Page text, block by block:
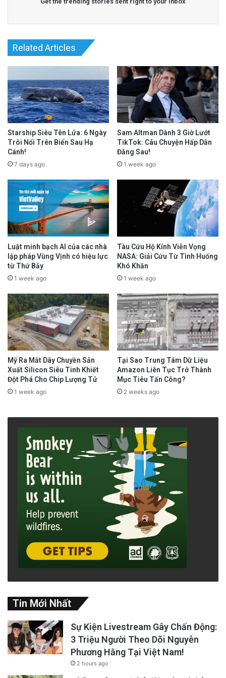
Related Articles
Starship Siêu Tên Lửa: 6 Ngày
Trôi Nổi Trên Biển Sau Hạ
Cánh!
7 days ago
Sam Altman Dành 3 Giờ Lướt
TikTok: Câu Chuyện Hấp Dẫn
Đằng Sau!
1 week ago
Luật minh bạch AI của các nhà
lập pháp Vùng Vịnh có hiệu lực
từ Thứ Bảy
1 week ago
Tàu Cứu Hộ Kính Viễn Vọng
NASA: Giải Cứu Từ Tình Huống
Khó Khăn
1 week ago
Mỹ Ra Mắt Dây Chuyền Sản
Xuất Silicon Siêu Tinh Khiết
Đột Phá Cho Chip Lượng Tử
1 week ago
Tại Sao Trung Tâm Dữ Liệu
Amazon Liên Tục Trở Thành
Mục Tiêu Tấn Công?
2 weeks ago
Tin Mới Nhất
Sự Kiện Livestream Gây Chấn Động:
3 Triệu Người Theo Dõi Nguyễn
Phương Hằng Tại Việt Nam!
2 hours ago